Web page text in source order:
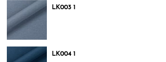
LK003 1
LK004 1